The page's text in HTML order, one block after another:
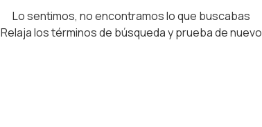
Lo sentimos, no encontramos lo que buscabas
Relaja los términos de búsqueda y prueba de nuevo